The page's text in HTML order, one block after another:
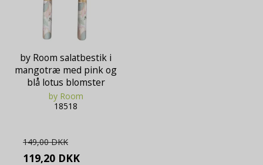
by Room salatbestik i
mangotræ med pink og
blå lotus blomster
by Room
18518
149,00 DKK
119,20 DKK